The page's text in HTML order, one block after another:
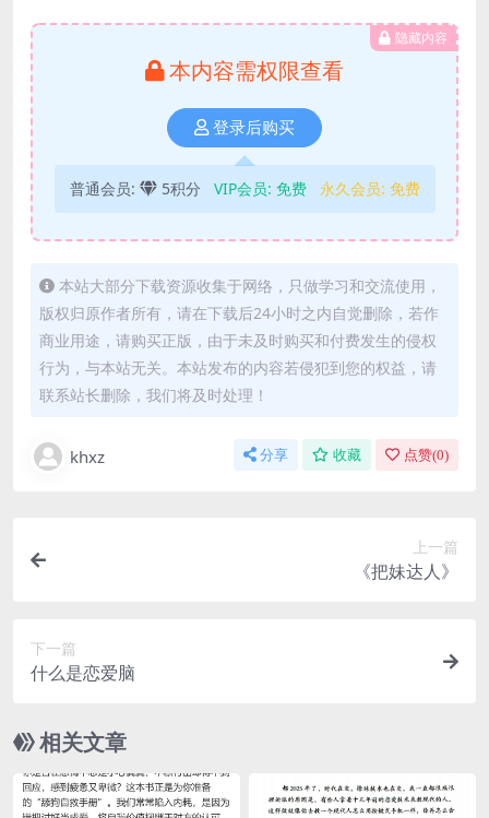
隐藏内容
本内容需权限查看
登录后购买
普通会员: 5积分 VIP会员: 免费 永久会员: 免费
本站大部分下载资源收集于网络，只做学习和交流使用，
版权归原作者所有，请在下载后24小时之内自觉删除，若作
商业用途，请购买正版，由于未及时购买和付费发生的侵权
行为，与本站无关。本站发布的内容若侵犯到您的权益，请
联系站长删除，我们将及时处理！
khxz 分享 收藏 点赞(0)
上一篇
《把妹达人》
下一篇
什么是恋爱脑
相关文章